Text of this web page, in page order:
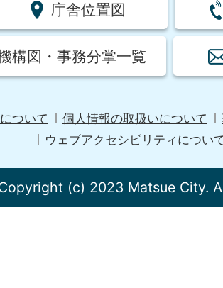
庁舎位置図
構図・事務分掌一覧
ついて 個人情報の取扱いについて
ウェブアクセシビリティについ
(c) 2023 Matsue City.